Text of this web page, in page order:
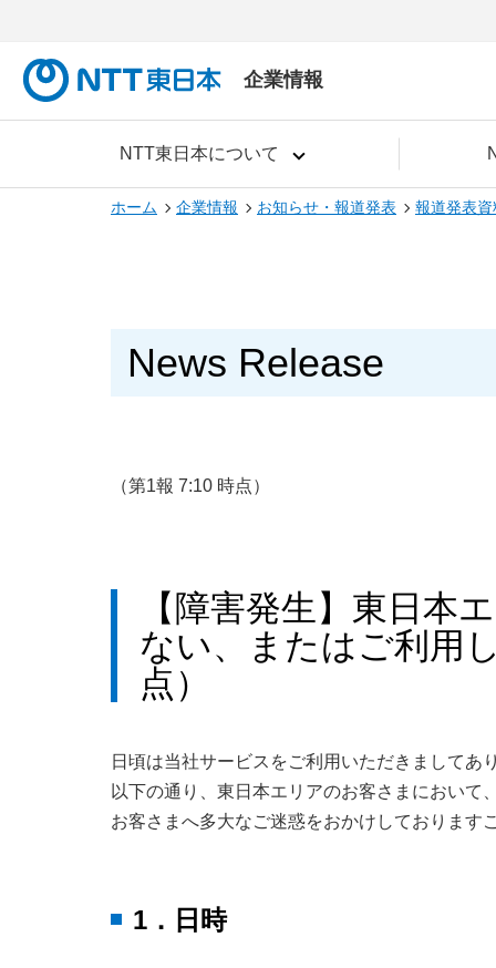
企業情報
NTT東日本について
ホーム 企業情報 お知らせ・報道発表 報道発表資
News Release
（第1報 7:10 時点）
【障害発生】東日本
ない、またはご利用
点）
日頃は当社サービスをご利用いただきましてあ
以下の通り、東日本エリアのお客さまにおい
お客さまへ多大なご迷惑をおかけしております
1．日時